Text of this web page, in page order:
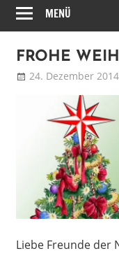
MENÜ
FROHE
24. Dezember 2014
Liebe Freunde der